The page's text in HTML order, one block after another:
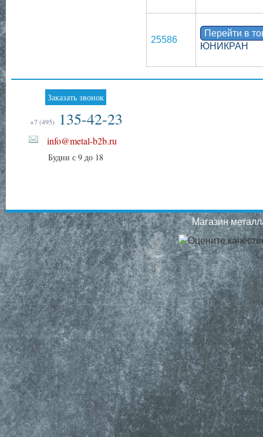
25586
Перейти в
ЮНИКРАН
Заказать звонок
+7 (495) 135-42-23
info@metal-b2b.ru
Будни с 9 до 18
Магазин